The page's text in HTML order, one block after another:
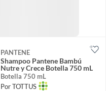
PANTENE
Shampoo Pantene Bambú
Nutre y Crece Botella 750 mL
Botella 750 mL
Por TOTTUS